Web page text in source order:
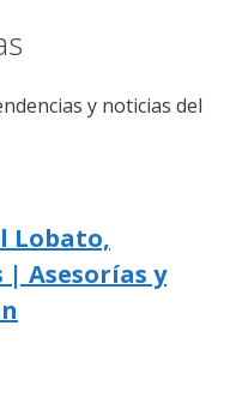
y noticias del
Lobato,
| Asesorías y